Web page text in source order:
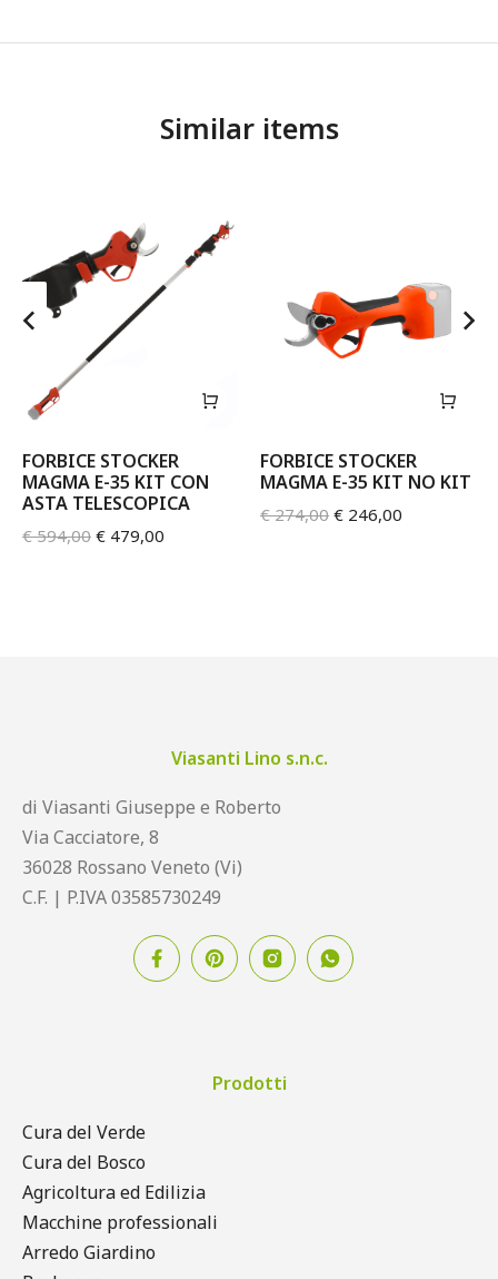
Similar items
FORBICE STOCKER
MAGMA E-35 KIT CON
ASTA TELESCOPICA
€594,00 € 479,00
FORBICE STOCKER
MAGMA E-35 KIT NO KIT
€274,00 € 246,00
Viasanti Lino s.n.c.
di Viasanti Giuseppe e Roberto
Via Cacciatore, 8
36028 Rossano Veneto (Vi)
C.F. | P.IVA 03585730249
Prodotti
Cura del Verde
Cura del Bosco
Agricoltura ed Edilizia
Macchine professionali
Arredo Giardino